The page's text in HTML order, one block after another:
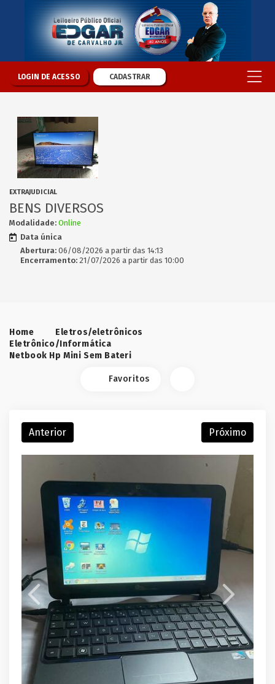
LOGIN DE ACESSO CADASTRAR
EXTRAJUDICIAL
BENS DIVERSOS
Modalidade: Online
Data única
Abertura: 06/08/2026 a partir das 14:13
Encerramento: 21/07/2026 a partir das 10:00
Home
Eletros/eletrônicos
Eletrônico/Informática
Netbook Hp Mini Sem Bateri
Favoritos
Anterior Próximo